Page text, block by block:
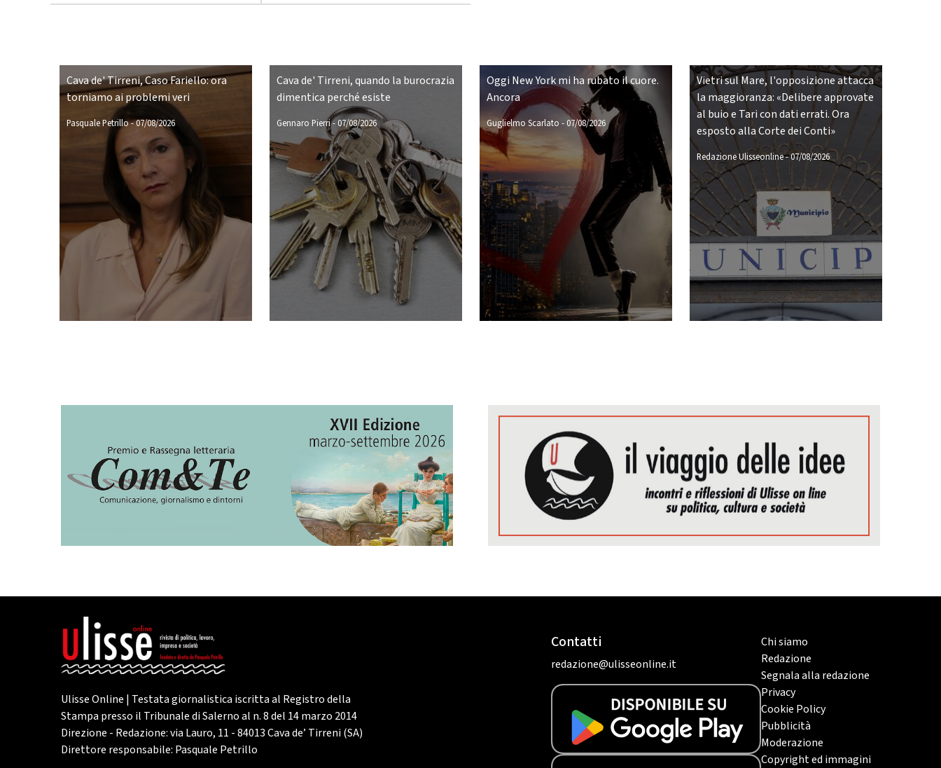
Cava de' Tirreni, Caso Fariello: ora
torniamo ai problemi veri
Pasquale Petrillo-07/08/2026
Cava de' Tirreni, quando la burocrazia
dimentica perché esiste
Gennaro Pierri- 07/08/2026
Oggi New York mi ha rubato il cuore.
Ancora
Guglielmo Scarlato -07/08/2026
Vietri sul Mare, l'opposizione attacca
la maggioranza: «Delibere approvate
al buio e Tari con dati errati. Ora
esposto alla Corte dei Conti»
Redazione Ulisseonline-07/08/2026
Ulisse Online | Testata giornalistica iscritta al Registro della
Stampa presso il Tribunale di Salerno al n. 8 del 14 marzo 2014
Direzione - Redazione: via Lauro, 11 - 84013 Cava de’ Tirreni (SA)
Direttore responsabile: Pasquale Petrillo
Contatti
redazione@ulisseonline.it
Chi siamo
Redazione
Segnala alla redazione
Privacy
Cookie Policy
Pubblicità
Moderazione
Copyright ed immagini